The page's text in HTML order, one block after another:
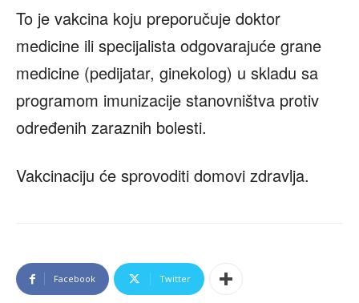
To je vakcina koju preporučuje doktor
medicine ili specijalista odgovarajuće grane
medicine (pedijatar, ginekolog) u skladu sa
programom imunizacije stanovništva protiv
određenih zaraznih bolesti.
Vakcinaciju će sprovoditi domovi zdravlja.
Facebook Twitter